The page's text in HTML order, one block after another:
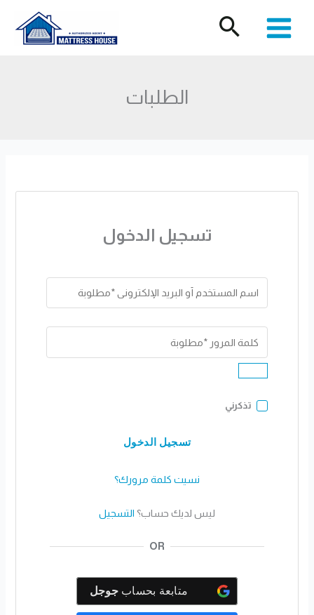
الطلبات
تسجيل الدخول
تذكرني
تسجيل الدخول
نسيت كلمة مرورك؟
ليس لديك حساب؟ التسجيل
OR
متابعة بحسابجوجل